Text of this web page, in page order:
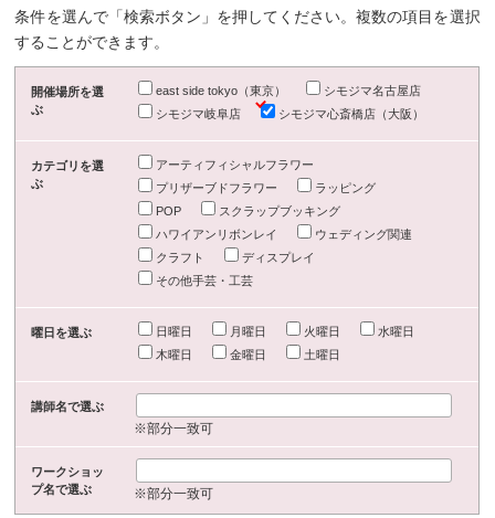
条件を選んで「検索ボタン」を押してください。複数の項目を選択
することができます。
開催場所を選
ぶ
east side tokyo（東京）
シモジマ名古屋店
シモジマ岐阜店
シモジマ心斎橋店（大阪）
カテゴリを選
ぶ
アーティフィシャルフラワー
プリザーブドフラワー
ラッピング
POP
スクラップブッキング
ハワイアンリボンレイ
ウェディング関連
クラフト
ディスプレイ
その他手芸・工芸
曜日を選ぶ 日曜日 月曜日 火曜日
水曜日
木曜日
金曜日 土曜日
講師名で選ぶ
※部分一致可
ワークショッ
プ名で選ぶ
※部分一致可